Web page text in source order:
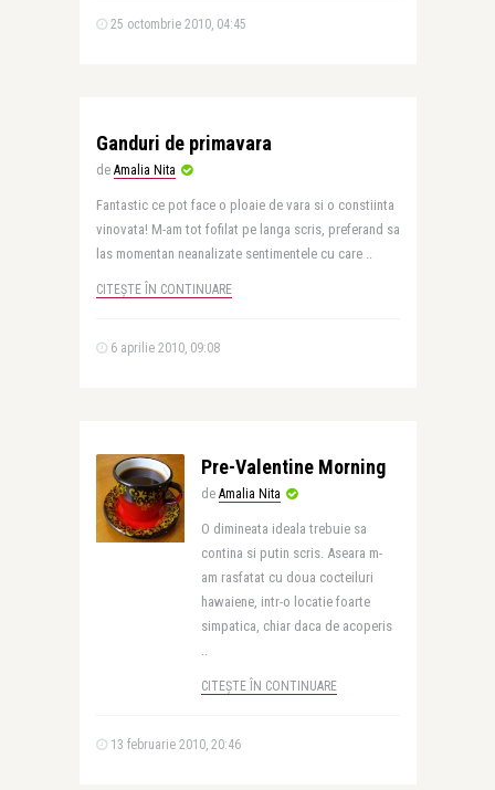
25 octombrie 2010, 04:45
Ganduri de primavara
de Amalia Nita
Fantastic ce pot face o ploaie de vara si o constiinta
vinovata! M-am tot fofilat pe langa scris, preferand sa
las momentan neanalizate sentimentele cu care ..
CITEȘTE ÎN CONTINUARE
6 aprilie 2010, 09:08
Pre-Valentine Morning
de Amalia Nita
O dimineata ideala trebuie sa
contina si putin scris. Aseara m-
am rasfatat cu doua cocteiluri
hawaiene, intr-o locatie foarte
simpatica, chiar daca de acoperis
..
CITEȘTE ÎN CONTINUARE
13 februarie 2010, 20:46